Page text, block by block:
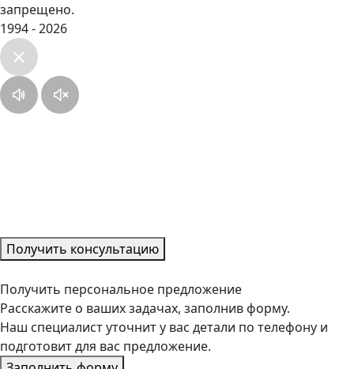
запрещено.
1994 - 2026
Получить консультацию
Получить персональное предложение
Расскажите о ваших задачах, заполнив форму.
Наш специалист уточнит у вас детали по телефону и
подготовит для вас предложение.